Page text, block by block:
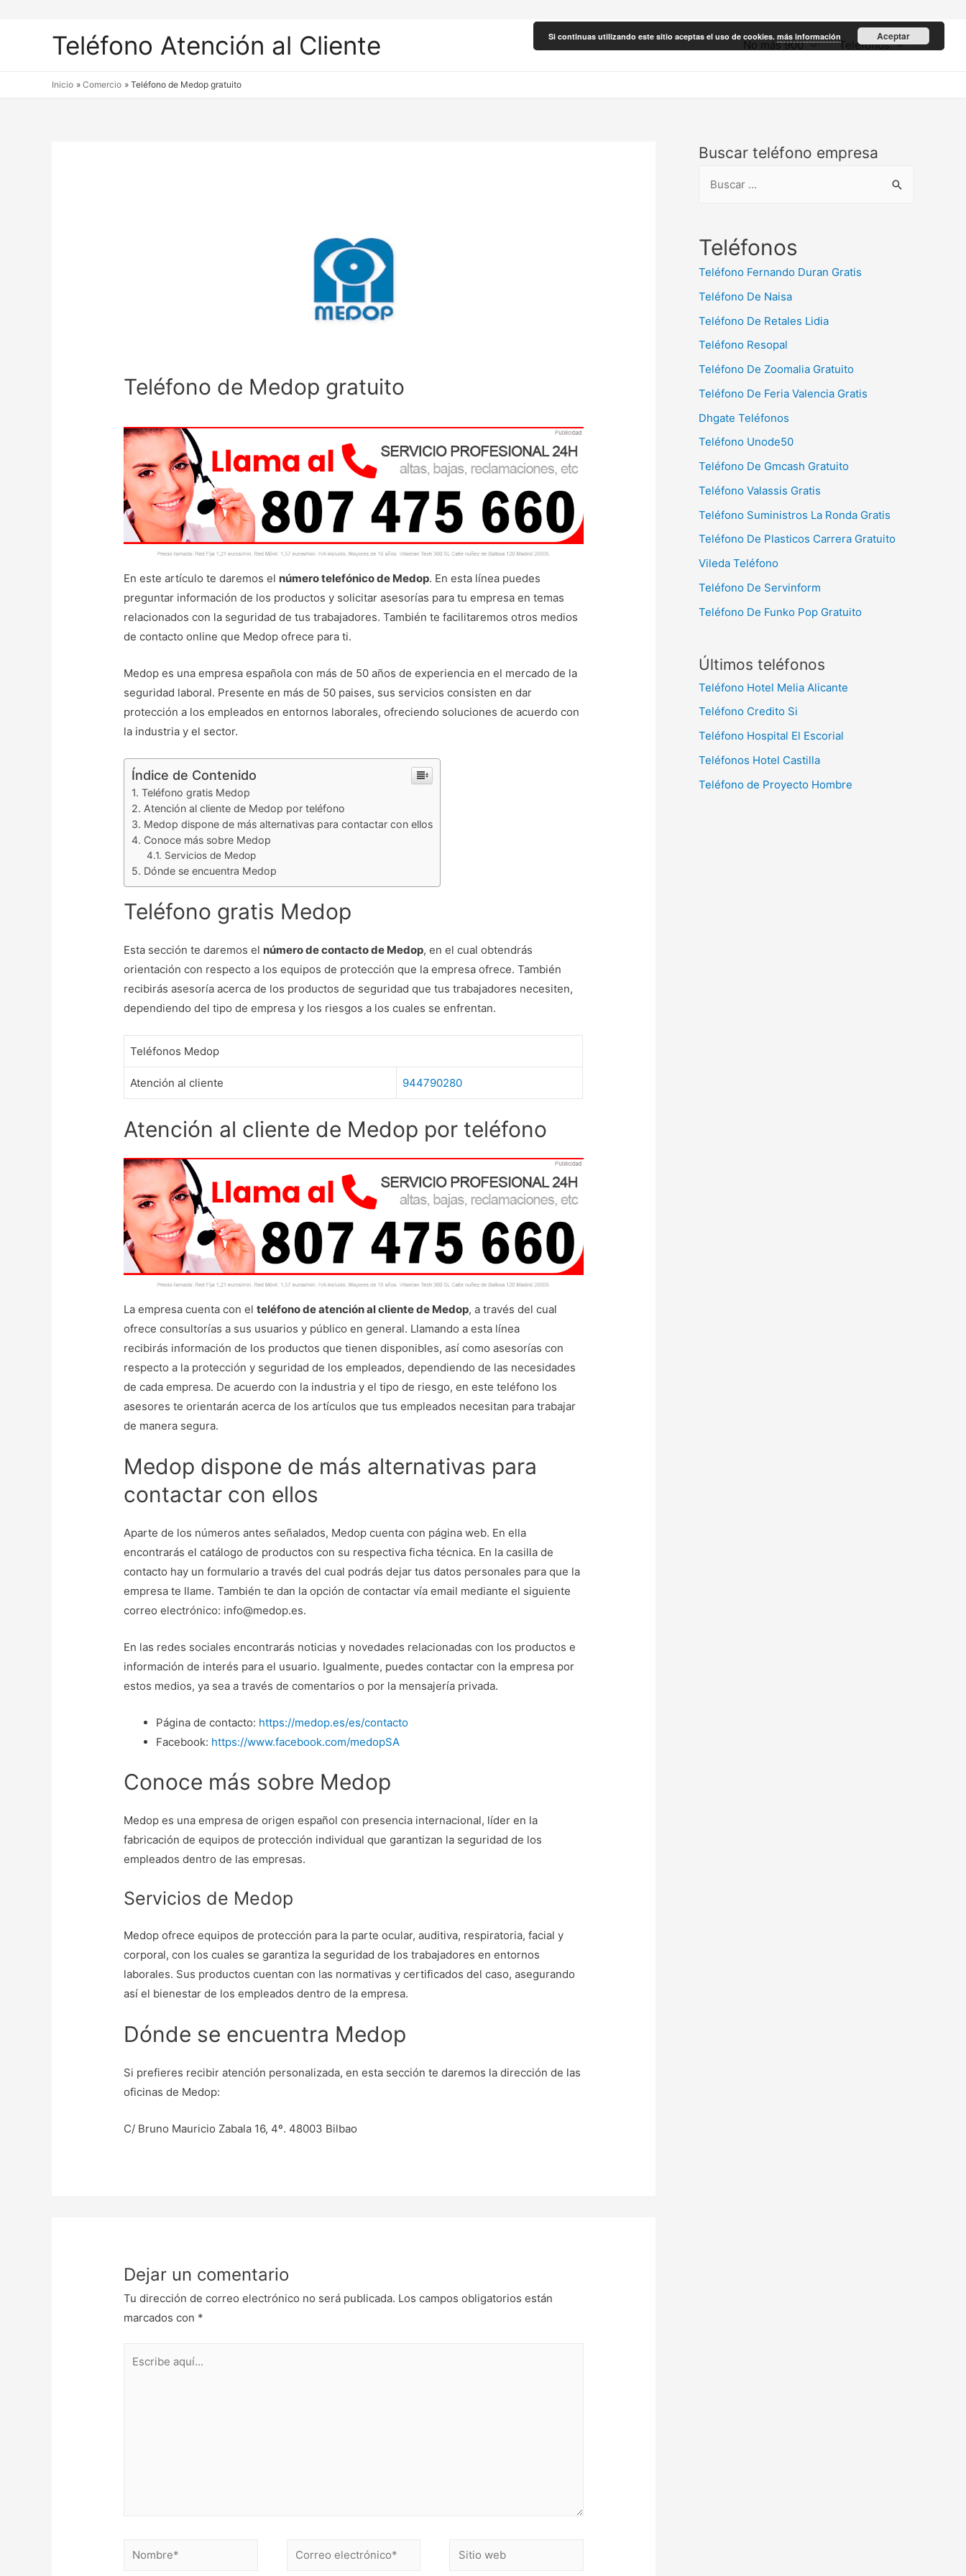
Teléfono Atención al Cliente No más 900 Teléfonos
Inicio Comercio Teléfono de Medop gratuito
Teléfono de Medop gratuito
En este artículo te daremos el número telefónico de Medop. En esta línea puedes
preguntar información de los productos y solicitar asesorías para tu empresa en temas
relacionados con la seguridad de tus trabajadores. También te facilitaremos otros medios
de contacto online que Medop ofrece para ti.
Medop es una empresa española con más de 50 años de experiencia en el mercado de la
seguridad laboral. Presente en más de 50 paises, sus servicios consisten en dar
protección a los empleados en entornos laborales, ofreciendo soluciones de acuerdo con
la industria y el sector.
Índice de Contenido
Teléfono gratis Medop
Atención al cliente de Medop por teléfono
Medop dispone de más alternativas para contactar con ellos
Conoce más sobre Medop
Servicios de Medop
Dónde se encuentra Medop
Teléfono gratis Medop
Esta sección te daremos el número de contacto de Medop, en el cual obtendrás
orientación con respecto a los equipos de protección que la empresa ofrece. También
recibirás asesoría acerca de los productos de seguridad que tus trabajadores necesiten,
dependiendo del tipo de empresa y los riesgos a los cuales se enfrentan.
Teléfonos Medop
Atención al cliente 944790280
Atención al cliente de Medop por teléfono
La empresa cuenta con elteléfono de atención al cliente de Medop, a través del cual
ofrece consultorías a sus usuarios y público en general. Llamando a esta línea
recibirás información de los productos que tienen disponibles, así como asesorías con
respecto a la protección y seguridad de los empleados, dependiendo de las necesidades
de cada empresa. De acuerdo con la industria y el tipo de riesgo, en este teléfono los
asesores te orientarán acerca de los artículos que tus empleados necesitan para trabajar
de manera segura.
Medop dispone de más alternativas para
contactar con ellos
Aparte de los números antes señalados, Medop cuenta con página web. En ella
encontrarás el catálogo de productos con su respectiva ficha técnica. En la casilla de
contacto hay un formulario a través del cual podrás dejar tus datos personales para que la
empresa te llame. También te dan la opción de contactar vía email mediante el siguiente
correo electrónico: info@medop.es.
En las redes sociales encontrarás noticias y novedades relacionadas con los productos e
información de interés para el usuario. Igualmente, puedes contactar con la empresa por
estos medios, ya sea a través de comentarios o por la mensajería privada.
Página de contacto: https://medop.es/es/contacto
Facebook: https://www.facebook.com/medopSA
Conoce más sobre Medop
Medop es una empresa de origen español con presencia internacional, líder en la
fabricación de equipos de protección individual que garantizan la seguridad de los
empleados dentro de las empresas.
Servicios de Medop
Medop ofrece equipos de protección para la parte ocular, auditiva, respiratoria, facial y
corporal, con los cuales se garantiza la seguridad de los trabajadores en entornos
laborales. Sus productos cuentan con las normativas y certificados del caso, asegurando
así el bienestar de los empleados dentro de la empresa.
Dónde se encuentra Medop
Si prefieres recibir atención personalizada, en esta sección te daremos la dirección de las
oficinas de Medop:
C/ Bruno Mauricio Zabala 16, 4º. 48003 Bilbao
Dejar un comentario
Tu dirección de correo electrónico no será publicada. Los campos obligatorios están
marcados con *
Nombre*
Correo
Sitio
Buscar teléfono empresa
c
Teléfonos
Teléfono Fernando Duran Gratis
Teléfono De Naisa
Teléfono De Retales Lidia
Teléfono Resopal
Teléfono De Zoomalia Gratuito
Teléfono De Feria Valencia Gratis
Dhgate Teléfonos
Teléfono Unode50
Teléfono De Gmcash Gratuito
Teléfono Valassis Gratis
Teléfono Suministros La Ronda Gratis
Teléfono De Plasticos Carrera Gratuito
Vileda Teléfono
Teléfono De Servinform
Teléfono De Funko Pop Gratuito
Últimos teléfonos
Teléfono Hotel Melia Alicante
Teléfono Credito Si
Teléfono Hospital El Escorial
Teléfonos Hotel Castilla
Teléfono de Proyecto Hombre
Si continuas utilizando este sitio aceptas el uso de cookies. más información Aceptar